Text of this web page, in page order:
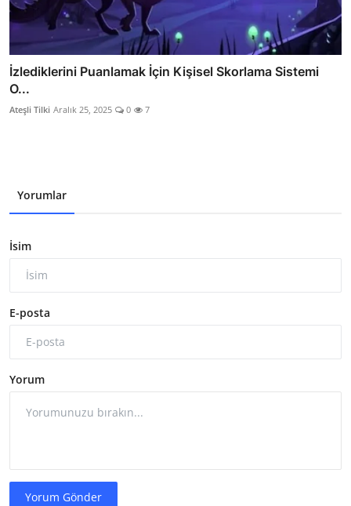
İzlediklerini Puanlamak İçin Kişisel Skorlama Sistemi
O...
Ateşli Tilki Aralık 25, 2025 0 7
Yorumlar
İsim
E-posta
Yorum
Yorum Gönder